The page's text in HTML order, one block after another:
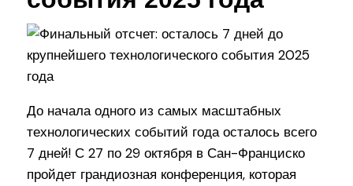
До начала одного из самых масштабных
технологических событий года осталось всего
7 дней! С 27 по 29 октября в Сан-Франциско
пройдет грандиозная конференция, которая